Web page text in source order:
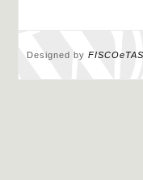
Designed by